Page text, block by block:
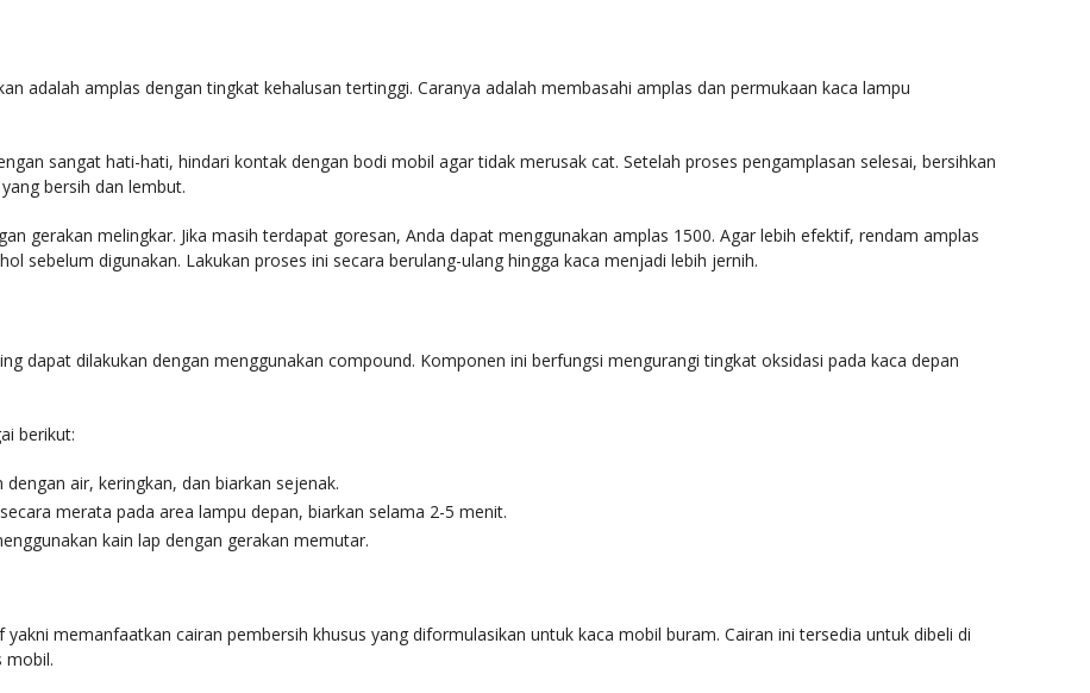
adalah amplas dengan tingkat kehalusan tertinggi. Caranya adalah membasahi amplas dan permukaan kaca lampu
sangat hati-hati, hindari kontak dengan bodi mobil agar tidak merusak cat. Setelah proses pengamplasan selesai, bersihkan
bersih dan lembut.
gerakan melingkar. Jika masih terdapat goresan, Anda dapat menggunakan amplas 1500. Agar lebih efektif, rendam amplas
sebelum digunakan. Lakukan proses ini secara berulang-ulang hingga kaca menjadi lebih jernih.
dapat dilakukan dengan menggunakan compound. Komponen ini berfungsi mengurangi tingkat oksidasi pada kaca depan
berikut:
air, keringkan, dan biarkan sejenak.
merata pada area lampu depan, biarkan selama 2-5 menit.
kain lap dengan gerakan memutar.
memanfaatkan cairan pembersih khusus yang diformulasikan untuk kaca mobil buram. Cairan ini tersedia untuk dibeli di
mobil.